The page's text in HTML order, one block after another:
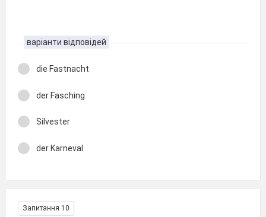
варіанти відповідей
die Fastnacht
der Fasching
Silvester
der Karneval
Запитання 10